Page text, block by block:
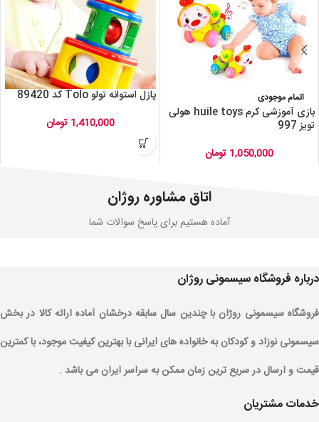
اتمام موجودی
بازی آموزشی کرم huile toys هولی
تویز 997
1,050,000 تومان
پازل استوانه تولو Tolo کد 89420
1,410,000 تومان
اتاق مشاوره روژان
آماده هستیم برای پاسخ سوالات شما
درباره فروشگاه سیسمونی روژان
فروشگاه سیسمونی روژان با چندین سال سابقه درخشان آماده ارائه کالا در بخش
سیسمونی نوزاد و کودکان به خانواده های ایرانی با بهترین کیفیت موجود، با کمترین
قیمت و ارسال در سریع ترین زمان ممکن به سراسر ایران می باشد .
خدمات مشتریان